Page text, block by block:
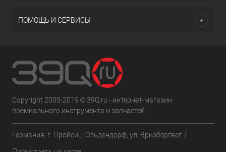
ПОМОЩЬ И СЕРВИСЫ
Copyright 2005-2019 © 39Q.ru - интернет-магазин
премиального инструмента и запчастей
Германия, г. Пройсиш Ольдендорф, ул. Вризбергвег 7